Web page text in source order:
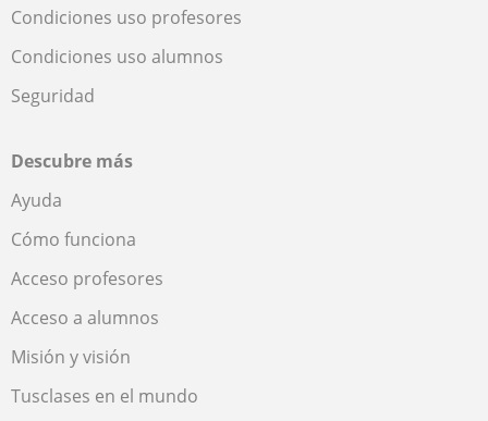
Condiciones uso profesores
Condiciones uso alumnos
Seguridad
Descubre más
Ayuda
Cómo funciona
Acceso profesores
Acceso a alumnos
Misión y visión
Tusclases en el mundo